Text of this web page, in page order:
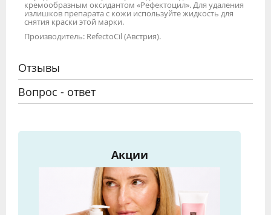
кремообразным оксидантом «Рефектоцил». Для удаления
излишков препарата с кожи используйте жидкость для
снятия краски этой марки.
Производитель: RefectoCil (Австрия).
Отзывы
Вопрос - ответ
Акции